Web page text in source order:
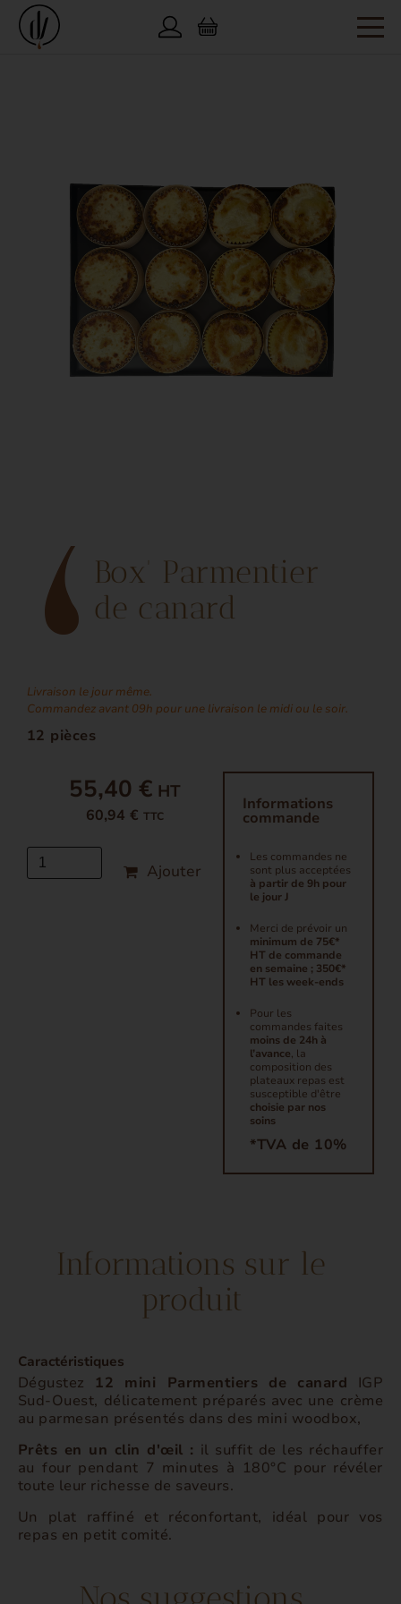
Box' Parmentier
de canard
Livraison le jour même.
Commandez avant 09h pour une livraison le midi ou le soir.
12 pièces
55,40 €
60,94 €TTC
Ajouter
Informations
commande
Les commandes ne
sont plus acceptées
à partir de 9h pour
le jour J
Merci de prévoir un
minimum de 75€*
HT de commande
en semaine ; 350€*
HT les week-ends
Pour les
commandes faites
moins de 24h à
l’avance, la
composition des
plateaux repas est
susceptible d'être
choisie par nos
soins
*TVA de 10%
Informations sur le
produit
Caractéristiques
Dégustez 12 mini Parmentiers de canard IGP
Sud-Ouest, délicatement préparés avec une crème
au parmesan présentés dans des mini woodbox,
Prêts en un clin d'œil : il suffit de les réchauffer
au four pendant 7 minutes à 180°C pour révéler
toute leur richesse de saveurs.
Un plat raffiné et réconfortant, idéal pour vos
repas en petit comité.